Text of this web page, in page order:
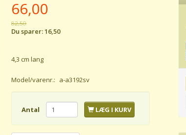
66,00
82,50
Du sparer:16,50
4,3 cm lang
Model/varenr.: a-a3192sv
Antal LÆG I KURV